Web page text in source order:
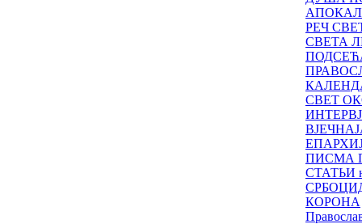
РЕЧ
СВЕТА
СВЕТ
ПИСМА
СТАТЬИ
КОРОНА